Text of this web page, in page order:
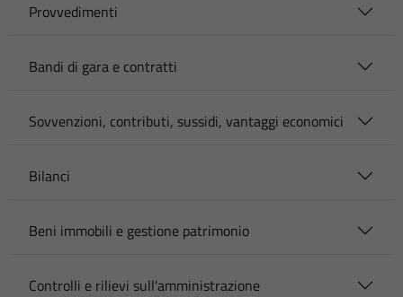
Provvedimenti
Bandi di gara e contratti
Sovvenzioni, contributi, sussidi, vantaggi economici
Bilanci
Beni immobili e gestione patrimonio
Controlli e rilievi sull'amministrazione